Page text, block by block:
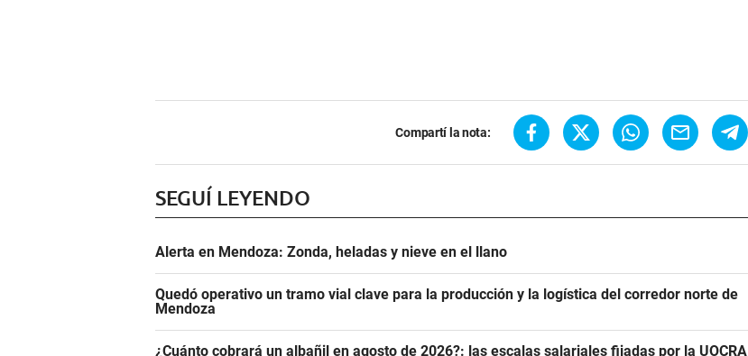
Compartí la nota:
SEGUÍ LEYENDO
Alerta en Mendoza: Zonda, heladas y nieve en el llano
Quedó operativo un tramo vial clave para la producción y la logística del corredor norte de
Mendoza
¿Cuánto cobrará un albañil en agosto de 2026?: las escalas salariales fijadas por la UOCRA